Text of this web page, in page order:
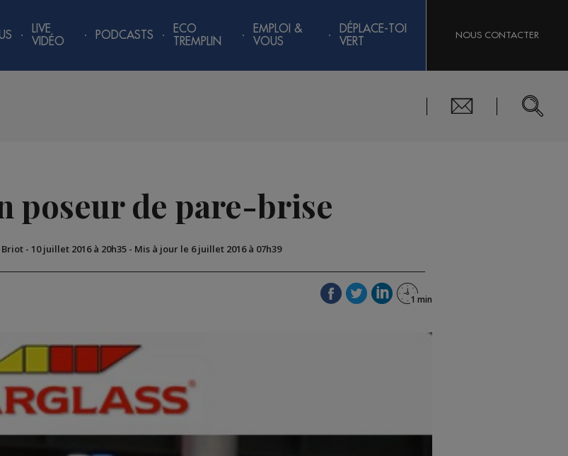
LIVE
VIDÉO
PODCASTS
ECO
TREMPLIN
EMPLOI &
VOUS
DÉPLACE-TOI
VERT
NOUS CONTACTER
poseur de pare-brise
Briot - 10 juillet 2016 à 20h35 - Mis à jour le 6 juillet 2016 à 07h39